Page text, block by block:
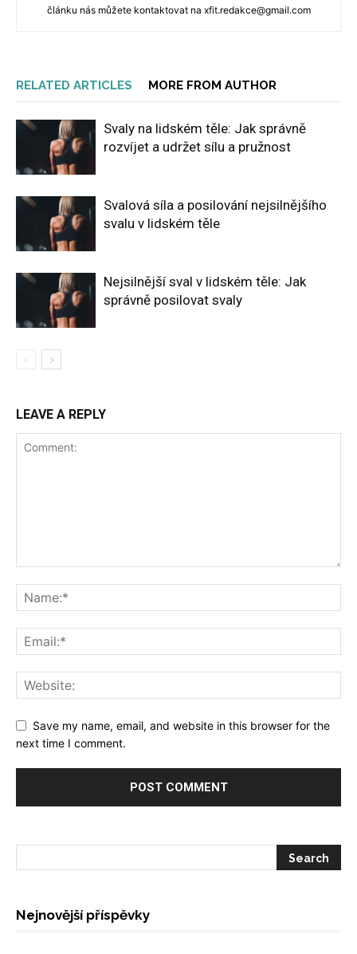
článku nás můžete kontaktovat na xfit.redakce@gmail.com
RELATED ARTICLES MORE FROM AUTHOR
Svaly na lidském těle: Jak správně
rozvíjet a udržet sílu a pružnost
Svalová síla a posilování nejsilnějšího
svalu v lidském těle
Nejsilnější sval v lidském těle: Jak
správně posilovat svaly
LEAVE A REPLY
Save my name, email, and website in this browser for the
next time I comment.
Nejnovější příspěvky